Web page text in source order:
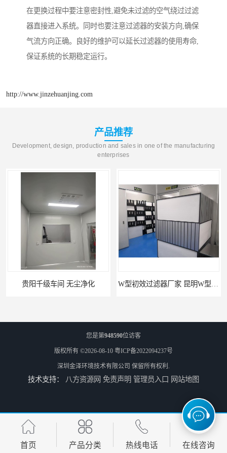
在更换过程中要注意密封性,避免未过滤的空气绕过过滤
器直接进入系统。同时也要注意过滤器的安装方向,确保
气流方向正确。良好的维护可以延长过滤器的使用寿命,
保证系统的长期稳定运行。
http://www.jinzehuanjing.com
产品推荐
Development, design, production and sales in one of the manufacturing
enterprises
贵阳千级车间 无尘净化
W型初效过滤器 西宁无隔板中效过滤器供应 金泽 W型初效过滤器厂 广州无隔板中效过滤器厂家 金泽
您是第948590位访客
版权所有 ©2026-08-10 粤ICP备2022094237号
深圳金泽环境技术有限公司 保留所有权利.
技术支持： 八方资源网 免责声明 管理员入口 网站地图
首页 产品分类 热线电话 在线咨询